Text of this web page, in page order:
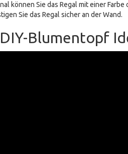
können Sie das Regal mit einer
Sie das Regal sicher an der Wand.
Blumentopf